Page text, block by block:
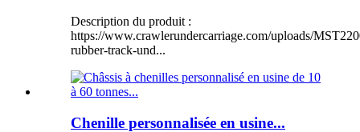
Description du produit :
https://www.crawlerundercarriage.com/uploads/
rubber-track-und...
Chenille personnalisée en usine...